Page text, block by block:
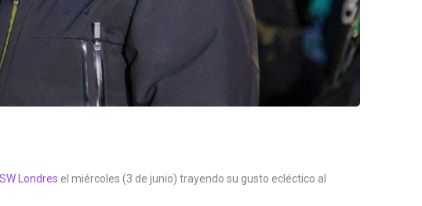
Londres el miércoles (3 de junio) trayendo su gusto ecléctico al